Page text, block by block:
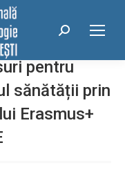
Search:
pentru
sănătății prin
Erasmus+